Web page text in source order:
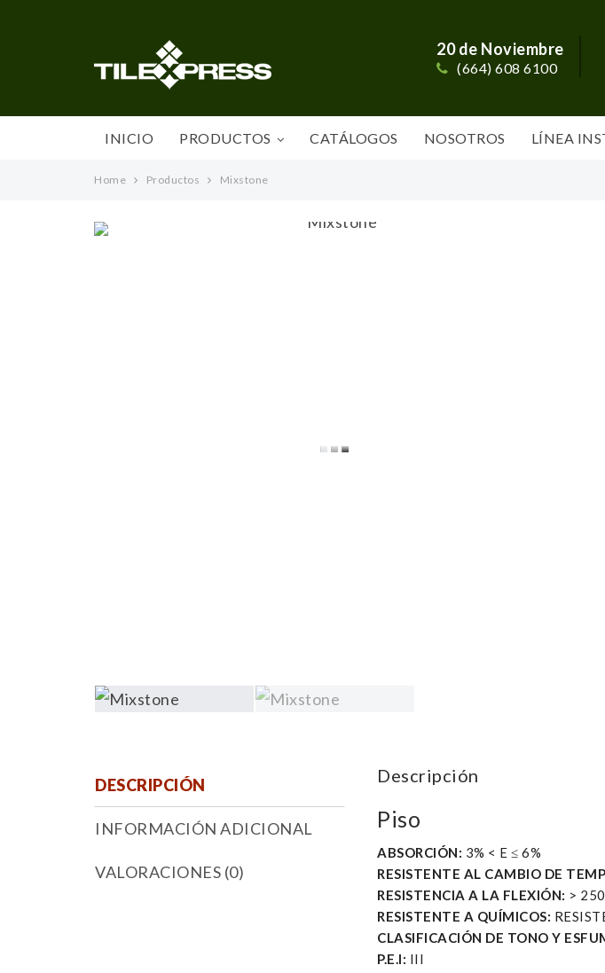
20 de Noviembre
(664) 608 6100
INICIO PRODUCTOS CATÁLOGOS NOSOTROS LÍNEA
Home Productos Mixstone
DESCRIPCIÓN
INFORMACIÓN ADICIONAL
VALORACIONES (0)
Descripción
Piso
ABSORCIÓN: 3% < E ≤ 6%
RESISTENTE AL CAMBIO DE
RESISTENCIA A LA FLEXIÓN: >
RESISTENTE A QUÍMICOS:
CLASIFICACIÓN DE TONO Y
P.E.I: III